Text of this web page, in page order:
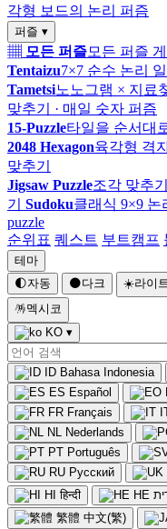
각형 보드의 논리 퍼즘
퍼즐 ▾
▦ 모든 퍼즐모든 퍼즐
Tentaizu7×7 순수 논리
Tametsi노노그램 × 지료
맞추기 · 매일 숫자 퍼즘
15-Puzzle타일을 순서대
2048 Hexagon육각형 격
맞추기
Jigsaw Puzzle조각 맞추기
기
Sudoku클래식 9×9 논
puzzle
순위표 퀘스트 부트캠프
테마
🌓자동 🌑다크 ☀️라이
🪅멕시코
KO ▾
ID Bahasa Indonesia
ES Español
FR Français
NL Nederlands
PT Português
RU Русский
HI हिन्दी HE
繁體 中文(繁)